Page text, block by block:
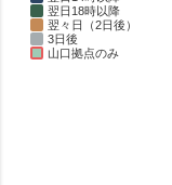
翌日18時以降
翌々日（2日後）
3日後
山口拠点のみ